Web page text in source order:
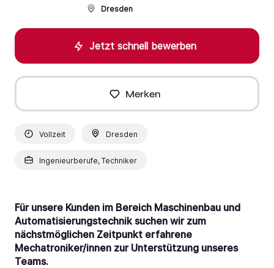
Dresden
Jetzt schnell bewerben
Merken
Vollzeit Dresden
Ingenieurberufe, Techniker
Für unsere Kunden im Bereich Maschinenbau und
Automatisierungstechnik suchen wir zum
nächstmöglichen Zeitpunkt erfahrene
Mechatroniker/innen zur Unterstützung unseres
Teams.